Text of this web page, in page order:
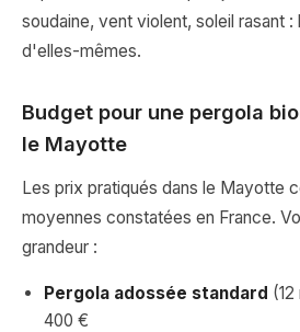
soudaine, vent violent, soleil rasant
d'elles-mêmes.
Budget pour une pergola
le Mayotte
Les prix pratiqués dans le Mayotte
moyennes constatées en France.
grandeur :
Pergola adossée standard
400 €